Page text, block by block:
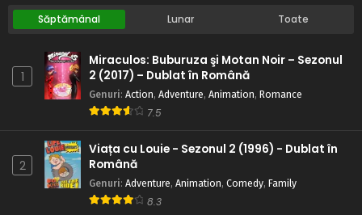
Săptămânal Lunar Toate
1
Miraculos: Buburuza şi Motan Noir – Sezonul
2 (2017) – Dublat în Română
Genuri: Action, Adventure, Animation, Romance
7.5
2
Viața cu Louie - Sezonul 2 (1996) - Dublat în
Română
Genuri: Adventure, Animation, Comedy, Family
8.3